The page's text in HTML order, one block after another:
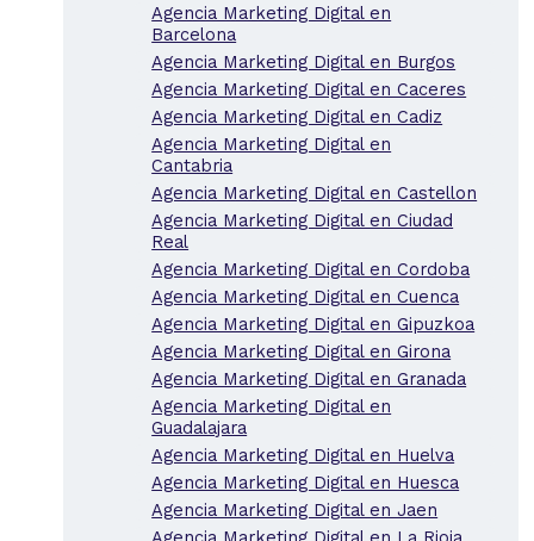
Agencia Marketing Digital en
Barcelona
Agencia Marketing Digital en Burgos
Agencia Marketing Digital en Caceres
Agencia Marketing Digital en Cadiz
Agencia Marketing Digital en
Cantabria
Agencia Marketing Digital en Castellon
Agencia Marketing Digital en Ciudad
Real
Agencia Marketing Digital en Cordoba
Agencia Marketing Digital en Cuenca
Agencia Marketing Digital en Gipuzkoa
Agencia Marketing Digital en Girona
Agencia Marketing Digital en Granada
Agencia Marketing Digital en
Guadalajara
Agencia Marketing Digital en Huelva
Agencia Marketing Digital en Huesca
Agencia Marketing Digital en Jaen